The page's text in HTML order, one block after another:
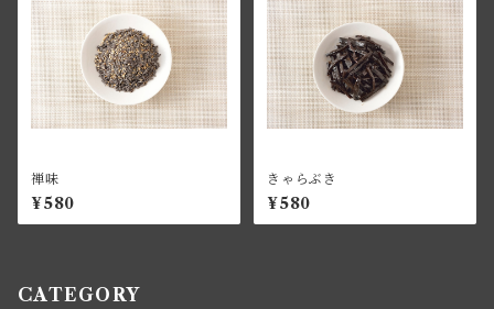
禅味
¥580
きゃらぶき
¥580
CATEGORY